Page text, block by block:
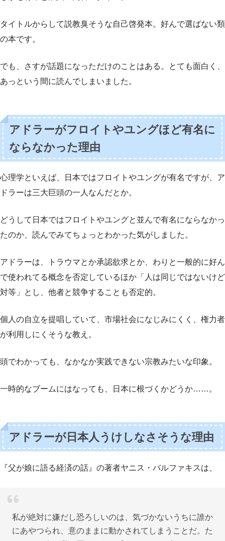
タイトルからして説教臭そうな自己啓発本。好んで選ばない類
の本です。
でも、さすが話題になっただけのことはある。とても面白く、
あっという間に読んでしまいました。
アドラーがフロイトやユングほど有名に
ならなかった理由
心理学といえば、日本ではフロイトやユングが有名ですが、ア
ドラーは三大巨頭の一人なんだとか。
どうして日本ではフロイトやユングと並んで有名にならなかっ
たのか、読んでみてちょっとわかった気がしました。
アドラーは、トラウマとか承認欲求とか、わりと一般的に好ん
で使われてる概念を否定しているほか「人は同じではないけど
対等」とし、他者と競争することも否定的。
個人の自立を提唱していて、市場社会になじみにくく、権力者
が利用しにくそうな教え。
頭でわかっても、なかなか実践できない宗教みたいな印象。
一時的なブームにはなっても、日本に根づくかどうか……。
アドラーが日本人うけしなさそうな理由
『父が娘に語る経済の話』の著者ヤニス・バルファキスは、
私が絶対に嫌だし恐ろしいのは、気づかないうちに誰か
にあやつられ、意のままに動かされてしまうことだ。た